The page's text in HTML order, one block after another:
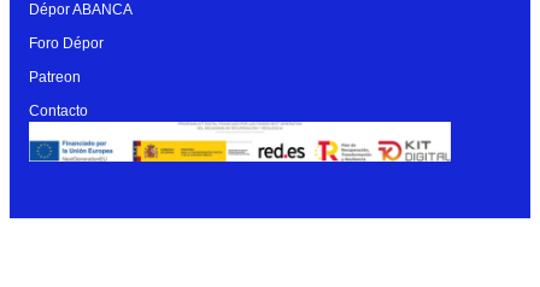
Dépor ABANCA
Foro Dépor
Patreon
Contacto